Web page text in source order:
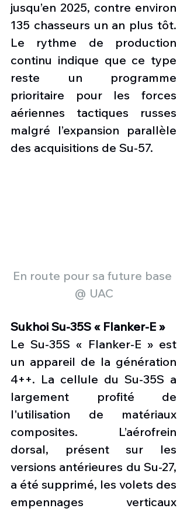
jusqu’en 2025, contre environ
135 chasseurs un an plus tôt.
Le rythme de production
continu indique que ce type
reste un programme
prioritaire pour les forces
aériennes tactiques russes
malgré l’expansion parallèle
des acquisitions de Su-57.
En route pour sa future base
@ UAC
Sukhoi Su-35S « Flanker-E »
Le Su-35S « Flanker-E » est
un appareil de la génération
4++. La cellule du Su-35S a
largement profité de
l'utilisation de matériaux
composites. L’aérofrein
dorsal, présent sur les
versions antérieures du Su-27,
a été supprimé, les volets des
empennages verticaux